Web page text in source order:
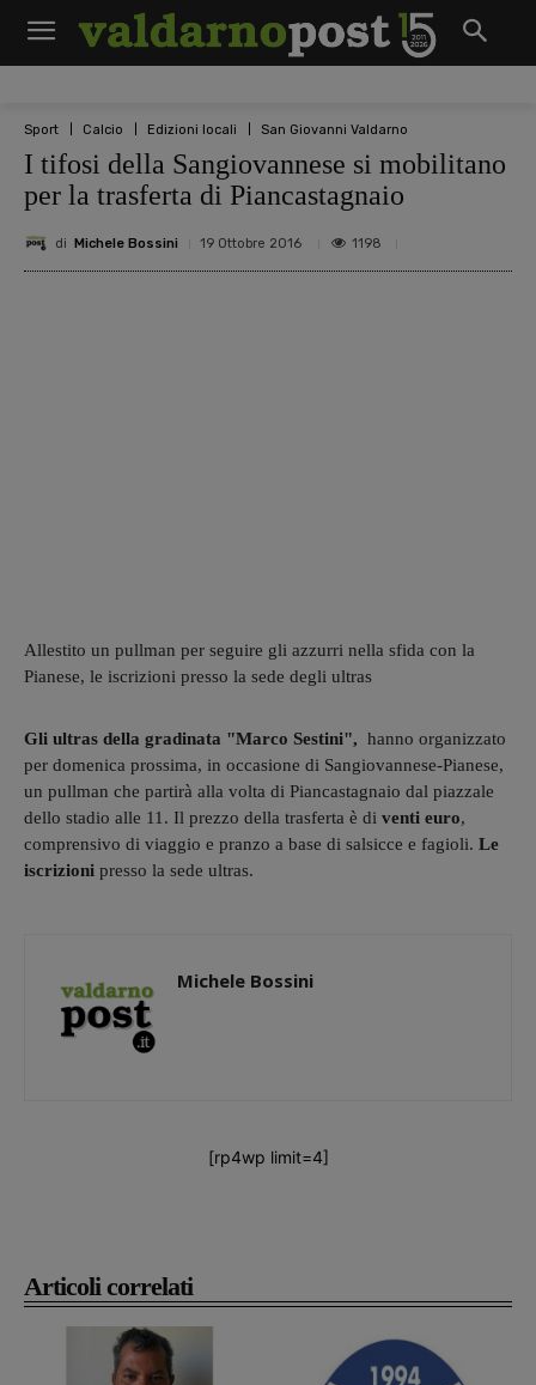
Sport Calcio Edizioni locali San Giovanni Valdarno
I tifosi della Sangiovannese si mobilitano
per la trasferta di Piancastagnaio
di Michele Bossini 19 Ottobre 2016 1198
Articoli correlati
Allestito un pullman per seguire gli azzurri nella sfida con la
Pianese, le iscrizioni presso la sede degli ultras
Gli ultras della gradinata "Marco Sestini", hanno organizzato
per domenica prossima, in occasione di Sangiovannese-Pianese,
un pullman che partirà alla volta di Piancastagnaio dal piazzale
dello stadio alle 11. Il prezzo della trasferta è di venti euro,
comprensivo di viaggio e pranzo a base di salsicce e fagioli. Le
iscrizioni presso la sede ultras.
Michele Bossini
[rp4wp limit=4]